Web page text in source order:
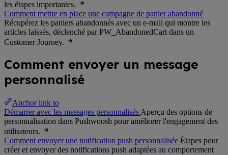
les étapes importantes.
Comment mettre en place une campagne de panier abandonné
Récupérez les paniers abandonnés avec un e-mail qui montre les
articles laissés, déclenché par PW_AbandonedCart dans un
Customer Journey.
Comment envoyer un message
personnalisé
Anchor link to
Démarrer avec les messages personnalisés Aperçu des options de
personnalisation dans Pushwoosh pour améliorer l'engagement des
utilisateurs.
Comment envoyer une notification push personnalisée Étapes pour
créer et envoyer des notifications push adaptées au comportement